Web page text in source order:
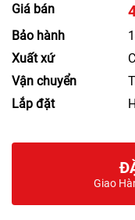
Giá bán
Bảo hành
Xuất xứ
Vận chuyển
Lắp đặt
Giao